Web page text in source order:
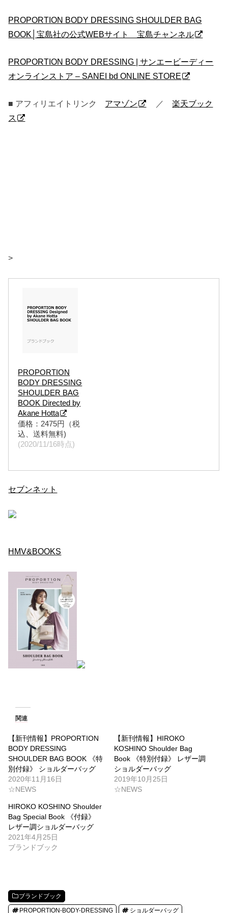
PROPORTION BODY DRESSING SHOULDER BAG
BOOK│宝島社の公式WEBサイト 宝島チャンネル
PROPORTION BODY DRESSING | サンエービーディー
オンラインストア – SANEI bd ONLINE STORE
■ アフィリエイトリンク アマゾン ／楽天ブック
ス
>
PROPORTION
BODY DRESSING
SHOULDER BAG
BOOK Directed by
Akane Hotta
価格：2475円（税
込、送料無料)
(2020/11/16時点)
セブンネット
HMV&BOOKS
関連
【新刊情報】PROPORTION
BODY DRESSING
SHOULDER BAG BOOK 《特
別付録》 ショルダーバッグ
2020年11月16日
☆NEWS
【新刊情報】HIROKO
KOSHINO Shoulder Bag
Book 《特別付録》 レザー調
ショルダーバッグ
2019年10月25日
☆NEWS
HIROKO KOSHINO Shoulder
Bag Special Book 《付録》
レザー調ショルダーバッグ
2021年4月25日
ブランドブック
ブランドブック
PROPORTION-BODY-DRESSING ショルダーバッグ